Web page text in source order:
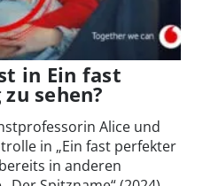
in Ein fast
sehen?
Alice und
in „Ein fast perfekter
in anderen